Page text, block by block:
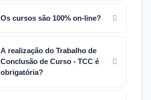
Os cursos são 100% on-line?
A realização do Trabalho de
Conclusão de Curso - TCC é
obrigatória?